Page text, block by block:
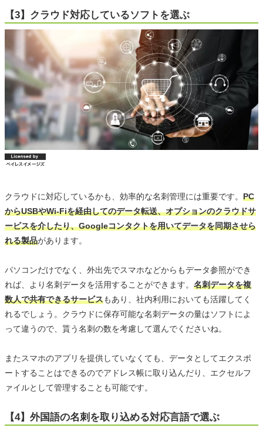
【3】クラウド対応しているソフトを選ぶ
クラウドに対応しているかも、効率的な名刺管理には重要です。 PC
からUSBやWi-Fiを経由してのデータ転送、オプションのクラウドサ
ービスを介したり、Googleコンタクトを用いてデータを同期させら
れる製品があります。
パソコンだけでなく、外出先でスマホなどからもデータ参照ができ
れば、より名刺データを活用することができます。 名刺データを複
数人で共有できるサービスもあり、社内利用においても活躍してく
れるでしょう。クラウドに保存可能な名刺データの量はソフトによ
って違うので、貰う名刺の数を考慮して選んでくださいね。
またスマホのアプリを提供していなくても、データとしてエクスポ
ートすることはできるのでアドレス帳に取り込んだり、エクセルフ
ァイルとして管理することも可能です。
【4】外国語の名刺を取り込める対応言語で選ぶ